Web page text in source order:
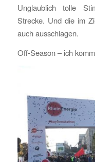
Unglaublich tolle
Strecke. Und die im
auch ausschlagen.
Off-Season – ich